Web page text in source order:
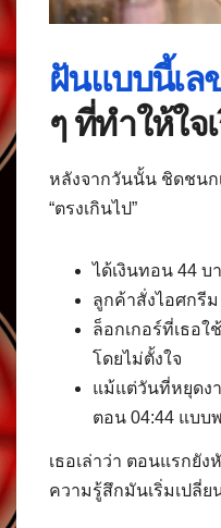
ฝันแบบนี้เล
ๆ ที่ทำให้ใจ
หลังจากวันนั้น ชิดชนก
“ตรงเกินไป”
ได้เงินทอน 44 บ
ลูกค้าสั่งไอศกรี
ล็อกเกอร์ที่เธอใ
โดยไม่ตั้งใจ
แม้แต่วันที่หยุดง
ตอน 04:44 แบบ
เธอเล่าว่า ตอนแรกยัง
ความรู้สึกมันเริ่มเปลี่ย